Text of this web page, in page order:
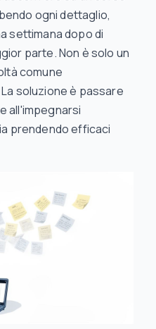
ogni dettaglio,
settimana dopo di
parte. Non è solo un
comune
soluzione è passare
all'impegnarsi
prendendo efficaci